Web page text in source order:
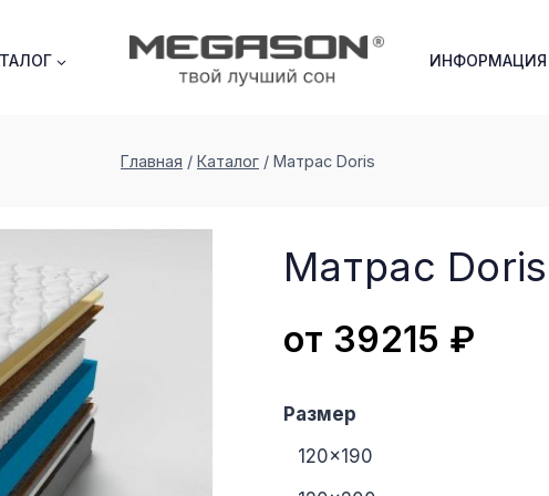
ИНФОРМАЦИЯ
Главная / Каталог / Матрас Doris
Матрас Doris
от 39215 ₽
Размер
120×190